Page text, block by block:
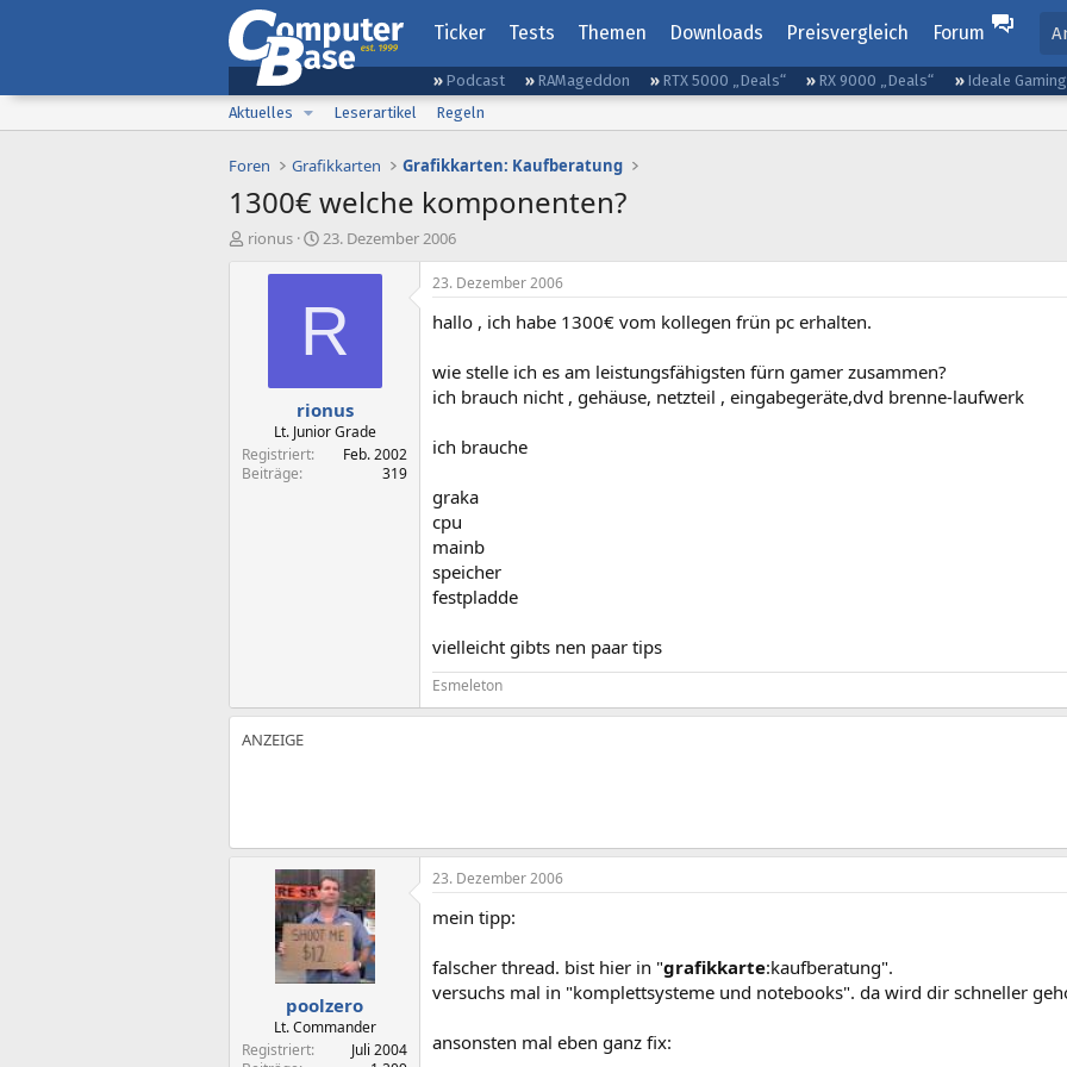
Ticker Tests Themen Downloads Preisvergleich Forum
Podcast RAMageddon RTX 5000 „Deals“ RX 9000 „Deals“ Ideale
Aktuelles
Leserartikel Regeln
Foren Grafikkarten Grafikkarten: Kaufberatung
1300€ welche komponenten?
Erionus
E
s
t
a
m
23. Dezember 2006
R
rionus
Lt. Junior Grade
Registriert
Feb. 2002
Beiträge
319
23. Dezember 2006
hallo , ich habe 1300€ vom kollegen frün pc erhalten.
wie stelle ich es am leistungsfähigsten fürn gamer zusammen?
ich brauch nicht , gehäuse, netzteil , eingabegeräte,dvd brenne-laufwerk
ich brauche
graka
cpu
mainb
speicher
festpladde
vielleicht gibts nen paar tips
Esmeleton
poolzero
Lt. Commander
Registriert
Juli 2004
23. Dezember 2006
mein tipp:
falscher thread. bist hier in "grafikkarte:kaufberatung".
versuchs mal in "komplettsysteme und notebooks". da wird dir schneller
ansonsten mal eben ganz fix: